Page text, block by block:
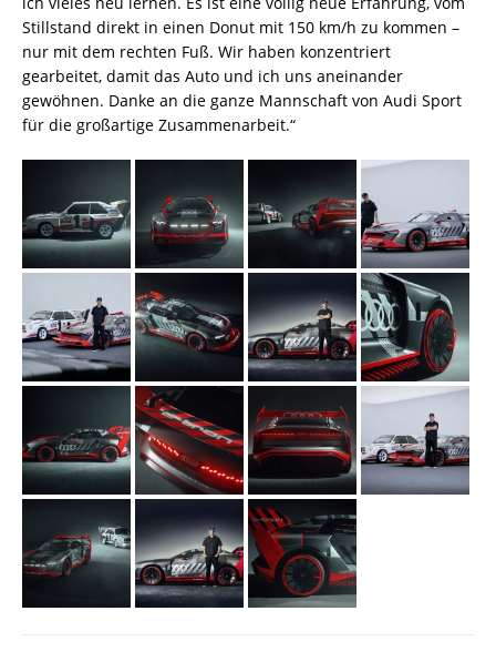
Stillstand direkt in einen Donut mit 150 km/h zu kommen –
nur mit dem rechten Fuß. Wir haben konzentriert
gearbeitet, damit das Auto und ich uns aneinander
gewöhnen. Danke an die ganze Mannschaft von Audi Sport
für die großartige Zusammenarbeit.“